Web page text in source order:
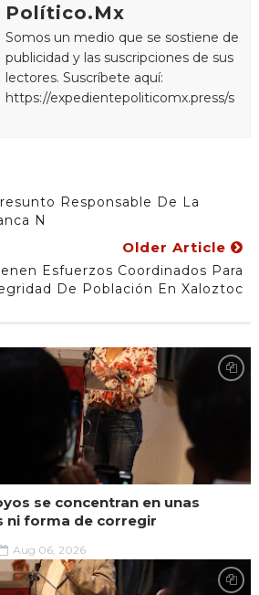
Político.Mx
Somos un medio que se sostiene de
publicidad y las suscripciones de sus
lectores. Suscríbete aquí:
https://expedientepoliticomx.press/s
Responsable De La
N
Older Article
Esfuerzos Coordinados Para
De Población En Xaloztoc
se concentran en unas
ni forma de corregir
Aug 06, 2026